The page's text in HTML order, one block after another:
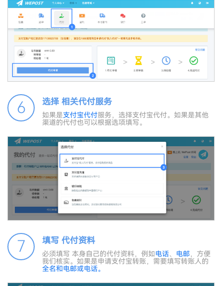
6 选择 相关代付服务
如果是支付宝代付服务，选择支付宝代付。如果是其他
渠道的代付也可以根据选项填写。
7 填写 代付资料
必须填写 本身自己的代付资料，例如电话、 电邮 ，方便
我们核实。如果是申请支付宝转账，需要填写转账人的
全名和电邮或电话。